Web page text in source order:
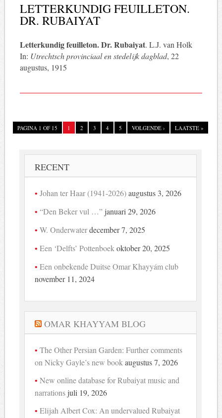
LETTERKUNDIG FEUILLETON.
DR. RUBAIYAT
Letterkundig feuilleton. Dr. Rubaiyat. L.J. van Holk
In: Utrechtsch provinciaal en stedelijk dagblad, 22
augustus, 1915
PAGINA 1 OF 15 1 2 3 4 5 VOLGENDE › LAATSTE »
RECENT
Johan ter Haar (1941-2026) augustus 3, 2026
“Den Beker vul …” januari 29, 2026
W. Onderwaterdecember 7, 2025
Een ‘Delfts’ Pottenboek oktober 20, 2025
Een onbekende Duitse Omar Khayyám club
november 11, 2024
OMAR KHAYYAM BLOG
The Other Persian Garden: Further comments
on Nicky Gayle’s new book augustus 7, 2026
New online database for Rubaiyat music and
narrations juli 19, 2026
Elijah Albert Cox: An undervalued Rubaiyat